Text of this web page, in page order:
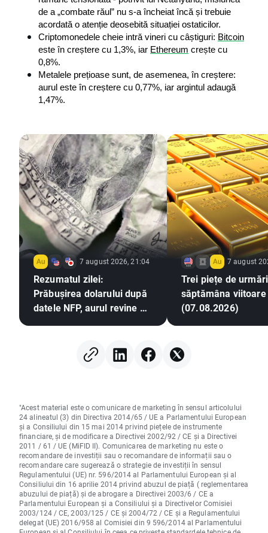
de a „combate răul” nu s-a încheiat încă și trebuie
acordată o atenție deosebită situației ostaticilor.
Criptomonedele cheie intră vineri cu câștiguri: Bitcoin
este în creștere cu 1,3%, iar Ethereum crește cu
0,8%.
Metalele prețioase sunt, de asemenea, în creștere:
aurul este în creștere cu 0,77%, iar argintul adaugă
1,47%.
7 august 2026, 21:04
Rezumatul zilei:
Prăbușirea dolarului după
datele NFP, aurul revine pe
7 august
Trei piețe de
săptămâna viitoare
(07.08.2026)
"Acest material este o comunicare de marketing în sensul articolului
24 alineatul (3) din Directiva 2014/65 / UE a Parlamentului European
și a Consiliului din 15 mai 2014 privind piețele de instrumente
financiare, și de modificare a Directivei 2002/92 / CE și a Directivei
2011 / 61 / UE (MiFID II). Comunicarea de marketing nu este o
recomandare de investiții sau o recomandare de informații sau o
recomandare care sugerează o strategie de investiții în sensul
Regulamentului (UE) nr. 596/2014 al Parlamentului European și al
Consiliului din 16 aprilie 2014 privind abuzul de piață ( reglementarea
abuzului de piață) și de abrogare a Directivei 2003/6 / CE a
Parlamentului European și a Consiliului și a Directivelor Comisiei
2003/124 / CE, 2003/125 / CE și 2004/72 / CE și a Regulamentului
delegat (UE) 2016/958 al Comisiei din 9 596/2014 al Parlamentului